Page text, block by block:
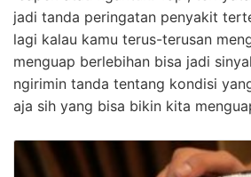
jadi tanda peringatan penyakit
lagi kalau kamu terus-terusan
menguap berlebihan bisa jadi
ngirimin tanda tentang kondisi
aja sih yang bisa bikin kita